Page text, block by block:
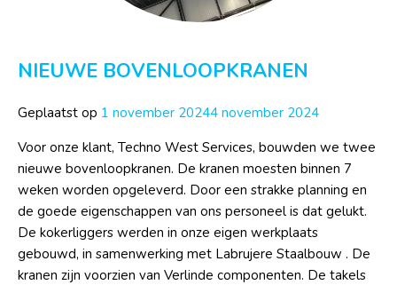
NIEUWE BOVENLOOPKRANEN
Geplaatst op 1 november 20244 november 2024
Voor onze klant, Techno West Services, bouwden we twee
nieuwe bovenloopkranen. De kranen moesten binnen 7
weken worden opgeleverd. Door een strakke planning en
de goede eigenschappen van ons personeel is dat gelukt.
De kokerliggers werden in onze eigen werkplaats
gebouwd, in samenwerking met Labrujere Staalbouw . De
kranen zijn voorzien van Verlinde componenten. De takels